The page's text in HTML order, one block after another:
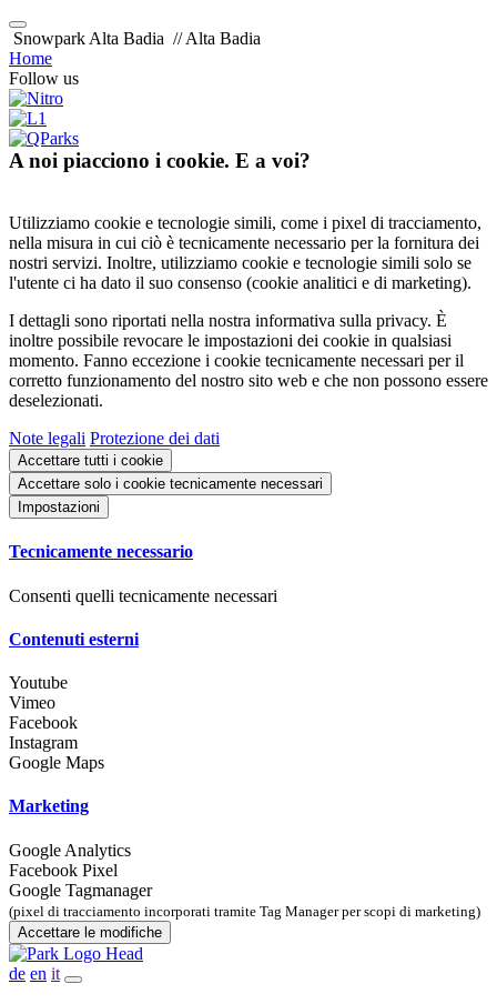
Snowpark Alta Badia // Alta Badia
Home
Follow us
A noi piacciono i cookie. E a voi?
Utilizziamo cookie e tecnologie simili, come i pixel di tracciamento,
nella misura in cui ciò è tecnicamente necessario per la fornitura dei
nostri servizi. Inoltre, utilizziamo cookie e tecnologie simili solo se
l'utente ci ha dato il suo consenso (cookie analitici e di marketing).
I dettagli sono riportati nella nostra informativa sulla privacy. È
inoltre possibile revocare le impostazioni dei cookie in qualsiasi
momento. Fanno eccezione i cookie tecnicamente necessari per il
corretto funzionamento del nostro sito web e che non possono essere
deselezionati.
Note legali Protezione dei dati
Accettare tutti i cookie
Accettare solo i cookie tecnicamente necessari
Impostazioni
Tecnicamente necessario
Consenti quelli tecnicamente necessari
Contenuti esterni
Youtube
Vimeo
Facebook
Instagram
Google Maps
Marketing
Google Analytics
Facebook Pixel
Google Tagmanager
(pixel di tracciamento incorporati tramite Tag Manager per scopi di marketing)
Accettare le modifiche
de en it